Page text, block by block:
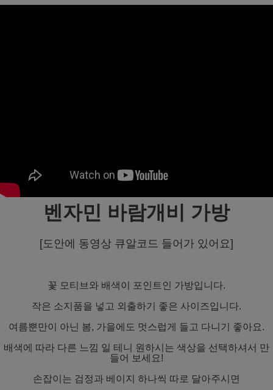
벤자민 바람개비 가방
[도안에 동영상 큐알코드 들어가 있어요]
꽃 모티브와 배색이 포인트인 가방입니다.
작은 소지품을 넣고 외출하기 좋은 사이즈입니다.
여름뿐만이 아닌 봄, 가을에도 멋스럽게 들고 다니기 좋아요.
배색에 따라 다른 느낌 일 테니 원하시는 색상을 선택하셔서 만
들어 보세요!
손잡이는 검정과 베이지 하나씩 따로 달아주시면